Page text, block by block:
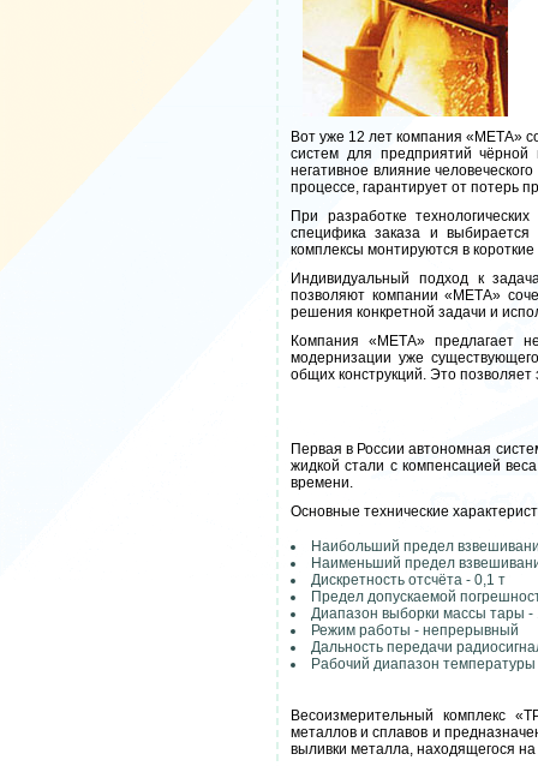
Вот уже 12 лет компания «МЕТА»
систем для предприятий чёрной
негативное влияние
процессе, гарантирует от потерь
При разработке
специфика заказа и
комплексы монтируются в
Индивидуальный подход к
позволяют компании «МЕТА»
решения конкретной задачи и
Компания «МЕТА» предлагает
модернизации уже
общих конструкций. Это
Первая в России автономная
жидкой стали с компенсацией
времени.
Основные технические
Наибольший предел
Наименьший предел
Дискретность отсчёта - 0,1 т
Предел допускаемой
Диапазон выборки массы тары -
Режим работы - непрерывный
Дальность передачи
Рабочий диапазон
Весоизмерительный комплекс
металлов и сплавов и
выливки металла, находящегося